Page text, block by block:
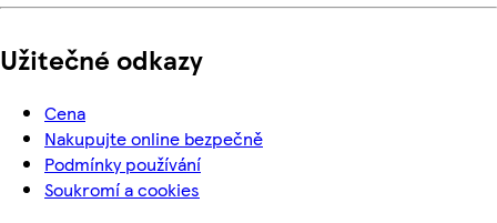
Užitečné odkazy
Cena
Nakupujte online bezpečně
Podmínky používání
Soukromí a cookies